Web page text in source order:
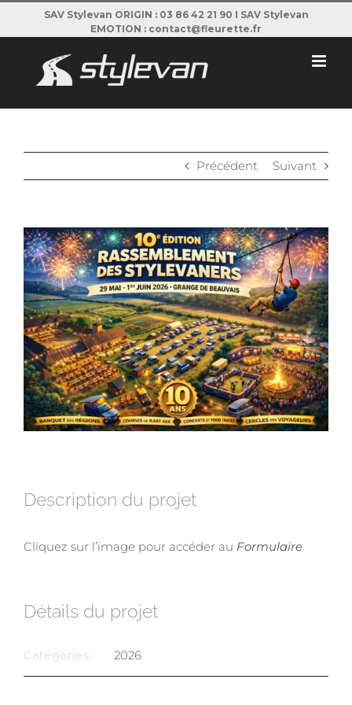
au
contenu
SAV Stylevan ORIGIN : 03 86 42 21 90 I SAV Stylevan
EMOTION : contact@fleurette.fr
Précédent Suivant
View
Larger
Image
Description du projet
Cliquez sur l’image pour accéder au Formulaire
Détails du projet
Catégories: 2026